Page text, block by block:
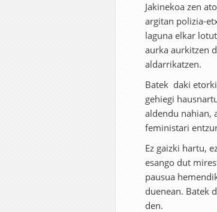
Jakinekoa zen
argitan polizia-
laguna elkar
aurka aurkitzen
aldarrikatzen.
Batek daki
gehiegi
aldendu nahian,
feministari
Ez gaizki hartu,
esango dut
pausua
duenean. Batek
den.